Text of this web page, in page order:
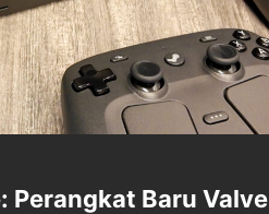
Perangkat Baru Valve